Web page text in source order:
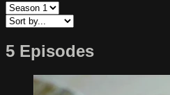
5 Episodes